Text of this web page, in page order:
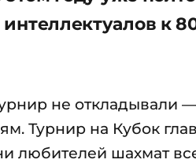
к
не откладывали
Турнир на Кубок
любителей шахмат